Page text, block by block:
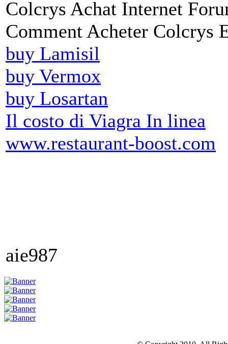
Colcrys Achat Internet
Comment Acheter Colcrys
buy Lamisil
buy Vermox
buy Losartan
Il costo di Viagra In linea
www.restaurant-boost.com
aie987